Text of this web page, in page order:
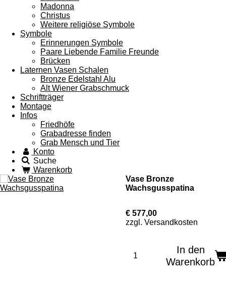
Madonna
Christus
Weitere religiöse Symbole
Symbole
Erinnerungen Symbole
Paare Liebende Familie Freunde
Brücken
Laternen Vasen Schalen
Bronze Edelstahl Alu
Alt Wiener Grabschmuck
Schriftträger
Montage
Infos
Friedhöfe
Grabadresse finden
Grab Mensch und Tier
Konto
Suche
Warenkorb
Vase Bronze
Wachsgusspatina
€ 577,00
zzgl. Versandkosten
In den
Warenkorb